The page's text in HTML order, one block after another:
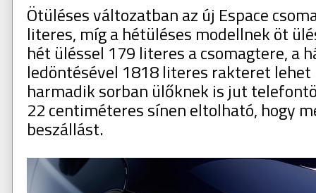
Ötüléses változatban az új Espace
literes, míg a hétüléses modellnek öt
hét üléssel 179 literes a csomagtere, a
ledöntésével 1818 literes rakteret lehet
harmadik sorban ülőknek is jut
22 centiméteres sínen eltolható, hogy
beszállást.